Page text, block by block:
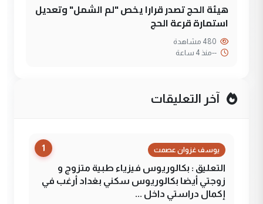
هيئة الحج تصدر قرارا يخص "لم الشمل" وتعديل
استمارة قرعة الحج
--منذ 4 ساعة
آخر التعليقات
1 يوسف غزوان عصمت
التعليق : بكالوريوس فيزياء طبية متزوج و
زوجتي أيضا بكالوريوس سكني بغداد أرغب في
إكمال دراستي داخل ...